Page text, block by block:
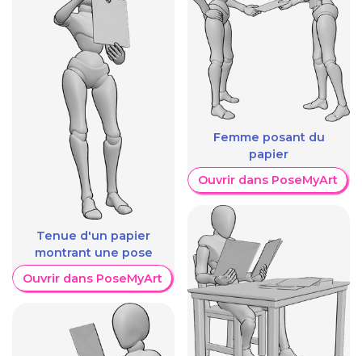
Tenue d'un papier
montrant une pose
Ouvrir dans PoseMyArt
Femme posant du
papier
Ouvrir dans PoseMyArt